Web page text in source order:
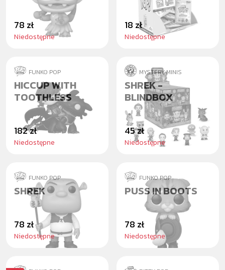
78 zł
Niedostępne
18 zł
Niedostępne
FUNKO POP
HICCUP WITH
TOOTHLESS
182 zł
Niedostępne
MYSTERY MINIS
SHREK -
BLINDBOX
45 zł
Niedostępne
FUNKO POP
SHREK
78 zł
Niedostępne
FUNKO POP
PUSS IN BOOTS
78 zł
Niedostępne